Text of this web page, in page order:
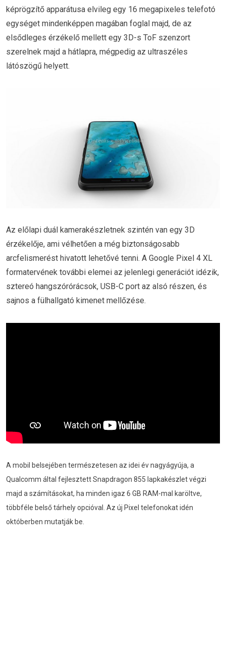
képrögzítő apparátusa elvileg egy 16 megapixeles telefotó
egységet mindenképpen magában foglal majd, de az
elsődleges érzékelő mellett egy 3D-s ToF szenzort
szerelnek majd a hátlapra, mégpedig az ultraszéles
látószögű helyett.
Az előlapi duál kamerakészletnek szintén van egy 3D
érzékelője, ami vélhetően a még biztonságosabb
arcfelismerést hivatott lehetővé tenni. A Google Pixel 4 XL
formatervének további elemei az jelenlegi generációt idézik,
sztereó hangszórórácsok, USB-C port az alsó részen, és
sajnos a fülhallgató kimenet mellőzése.
A mobil belsejében természetesen az idei év nagyágyúja, a
Qualcomm által fejlesztett Snapdragon 855 lapkakészlet végzi
majd a számításokat, ha minden igaz 6 GB RAM-mal karöltve,
többféle belső tárhely opcióval. Az új Pixel telefonokat idén
októberben mutatják be.